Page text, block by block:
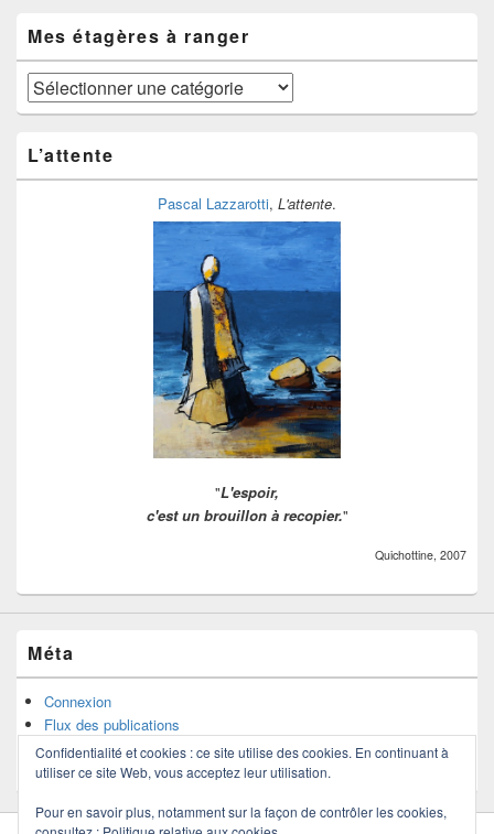
temps
Mes étagères à ranger
Mes
étagères
ranger
L’attente
Pascal Lazzarotti, L'attente.
"L'espoir,
c'est un brouillon à recopier."
Quichottine, 2007
Méta
Connexion
Flux des publications
Flux des commentaires
Site de WordPress-FR
Confidentialité et cookies : ce site utilise des cookies. En continuant à
utiliser ce site Web, vous acceptez leur utilisation.
Pour en savoir plus, notamment sur la façon de contrôler les cookies,